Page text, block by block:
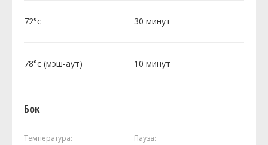
72°c 30 минут
78°c (мэш-аут) 10 минут
Бок
Температура: Пауза: